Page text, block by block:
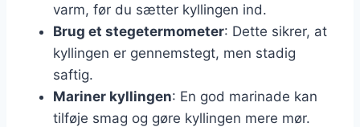
varm, før du sætter kyllingen ind.
Brug et stegetermometer: Dette sikrer, at
kyllingen er gennemstegt, men stadig
saftig.
Mariner kyllingen: En god marinade kan
tilføje smag og gøre kyllingen mere mør.